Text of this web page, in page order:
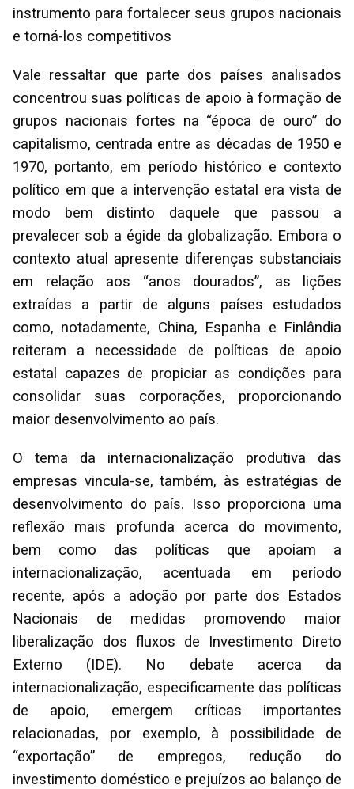
instrumento para fortalecer seus grupos nacionais
e torná-los competitivos
Vale ressaltar que parte dos países analisados
concentrou suas políticas de apoio à formação de
grupos nacionais fortes na “época de ouro” do
capitalismo, centrada entre as décadas de 1950 e
1970, portanto, em período histórico e contexto
político em que a intervenção estatal era vista de
modo bem distinto daquele que passou a
prevalecer sob a égide da globalização. Embora o
contexto atual apresente diferenças substanciais
em relação aos “anos dourados”, as lições
extraídas a partir de alguns países estudados
como, notadamente, China, Espanha e Finlândia
reiteram a necessidade de políticas de apoio
estatal capazes de propiciar as condições para
consolidar suas corporações, proporcionando
maior desenvolvimento ao país.
O tema da internacionalização produtiva das
empresas vincula-se, também, às estratégias de
desenvolvimento do país. Isso proporciona uma
reflexão mais profunda acerca do movimento,
bem como das políticas que apoiam a
internacionalização, acentuada em período
recente, após a adoção por parte dos Estados
Nacionais de medidas promovendo maior
liberalização dos fluxos de Investimento Direto
Externo (IDE). No debate acerca da
internacionalização, especificamente das políticas
de apoio, emergem críticas importantes
relacionadas, por exemplo, à possibilidade de
“exportação” de empregos, redução do
investimento doméstico e prejuízos ao balanço de